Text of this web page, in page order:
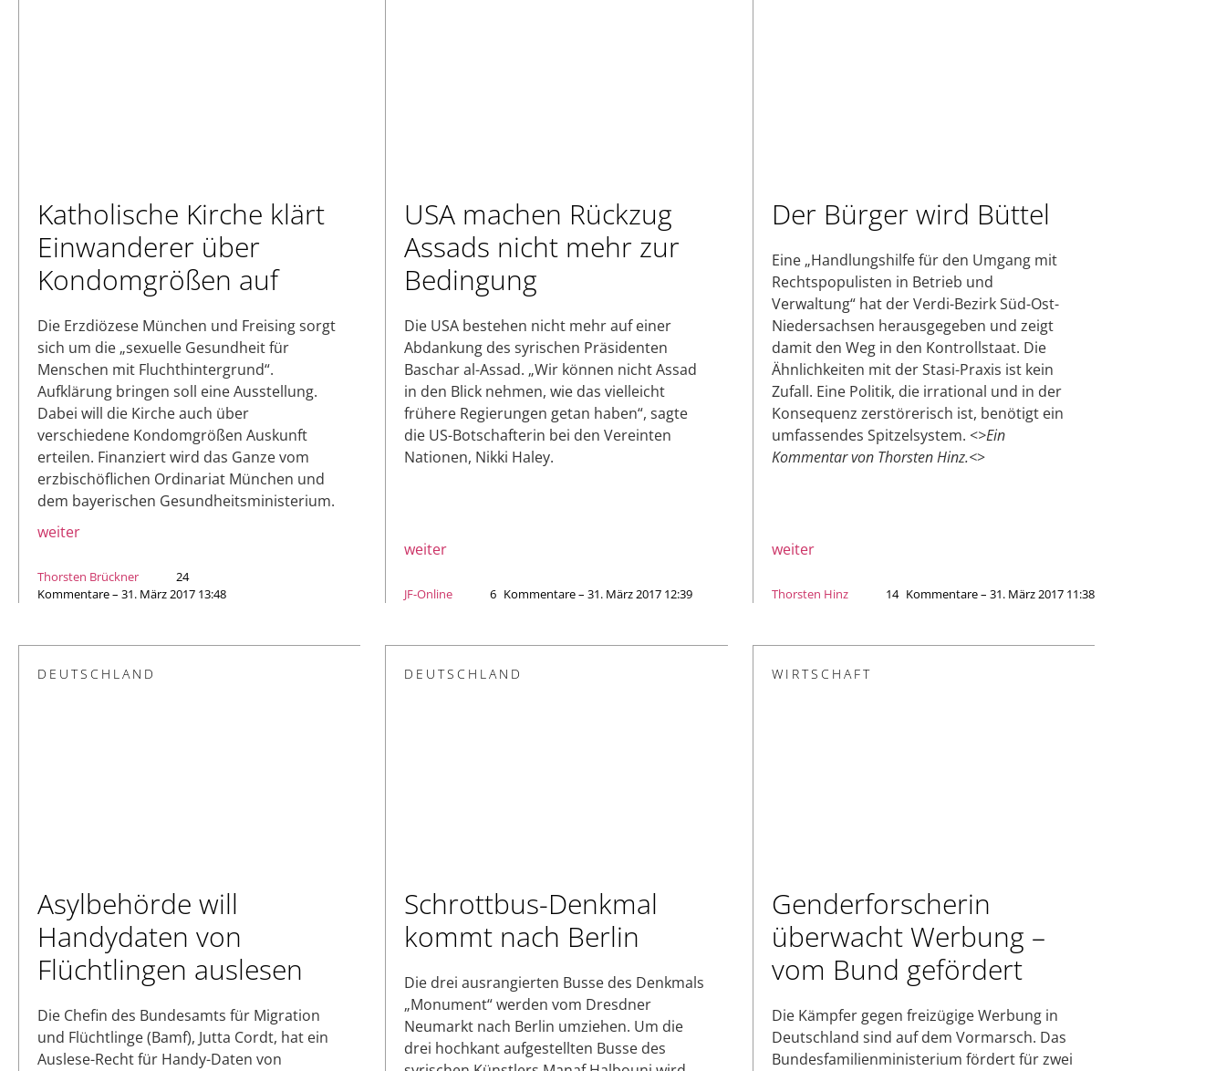
Katholische Kirche klärt
Einwanderer über
Kondomgrößen auf
Die Erzdiözese München und Freising sorgt
sich um die „sexuelle Gesundheit für
Menschen mit Fluchthintergrund“.
Aufklärung bringen soll eine Ausstellung.
Dabei will die Kirche auch über
verschiedene Kondomgrößen Auskunft
erteilen. Finanziert wird das Ganze vom
erzbischöflichen Ordinariat München und
dem bayerischen Gesundheitsministerium.
weiter
Thorsten Brückner
24
Kommentare – 31. März 2017 13:48
USA machen Rückzug
Assads nicht mehr zur
Bedingung
Die USA bestehen nicht mehr auf einer
Abdankung des syrischen Präsidenten
Baschar al-Assad. „Wir können nicht Assad
in den Blick nehmen, wie das vielleicht
frühere Regierungen getan haben“, sagte
die US-Botschafterin bei den Vereinten
Nationen, Nikki Haley.
weiter
JF-Online 6 Kommentare – 31. März 2017 12:39
Der Bürger wird Büttel
Eine „Handlungshilfe für den Umgang mit
Rechtspopulisten in Betrieb und
Verwaltung“ hat der Verdi-Bezirk Süd-Ost-
Niedersachsen herausgegeben und zeigt
damit den Weg in den Kontrollstaat. Die
Ähnlichkeiten mit der Stasi-Praxis ist kein
Zufall. Eine Politik, die irrational und in der
Konsequenz zerstörerisch ist, benötigt ein
umfassendes Spitzelsystem. <>Ein
Kommentar von Thorsten Hinz.<>
weiter
Thorsten Hinz 14 Kommentare – 31. März 2017 11:38
DEUTSCHLAND
Asylbehörde will
Handydaten von
Flüchtlingen auslesen
Die Chefin des Bundesamts für Migration
und Flüchtlinge (Bamf), Jutta Cordt, hat ein
Auslese-Recht für Handy-Daten von
DEUTSCHLAND
Schrottbus-Denkmal
kommt nach Berlin
Die drei ausrangierten Busse des Denkmals
„Monument“ werden vom Dresdner
Neumarkt nach Berlin umziehen. Um die
drei hochkant aufgestellten Busse des
WIRTSCHAFT
Genderforscherin
überwacht Werbung –
vom Bund gefördert
Die Kämpfer gegen freizügige Werbung in
Deutschland sind auf dem Vormarsch. Das
Bundesfamilienministerium fördert für zwei